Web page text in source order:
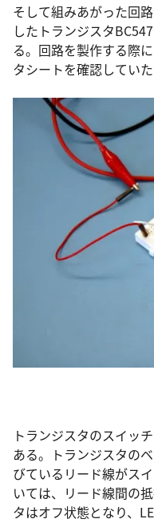
そして組みあがった回
したトランジスタ
る。回路を製作する際
タシートを確認していた
トランジスタのスイッ
ある。トランジスタの
びているリード線がス
いては、リード線間の
タはオフ状態となり、